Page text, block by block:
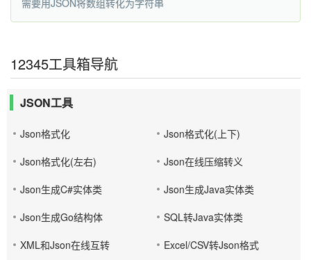
需要用JSON将数组转化为字符串
12345工具箱导航
JSON工具
Json格式化
Json格式化(上下)
Json格式化(左右)
Json在线压缩转义
Json生成C#实体类
Json生成Java实体类
Json生成Go结构体
SQL转Java实体类
XML和Json在线互转
Excel/CSV转Json格式